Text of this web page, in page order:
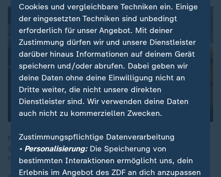
Neben höherer CO2-Steuer und mehr Kinder- und Wohngeld
gibt es noch weitere Neuerungen, die für 2025 wichtig sind -
unter anderem auch bei der Post.
Cookies und vergleichbare Techniken ein. Einige
der eingesetzten Techniken sind unbedingt
erforderlich für unser Angebot. Mit deiner
Zustimmung dürfen wir und unsere Dienstleister
darüber hinaus Informationen auf deinem Gerät
speichern und/oder abrufen. Dabei geben wir
deine Daten ohne deine Einwilligung nicht an
Dritte weiter, die nicht unsere direkten
Dienstleister sind. Wir verwenden deine Daten
auch nicht zu kommerziellen Zwecken.
Zustimmungspflichtige Datenverarbeitung
• Personalisierung:Die Speicherung von
bestimmten Interaktionen ermöglicht uns, dein
Erlebnis im Angebot des ZDF an dich anzupassen